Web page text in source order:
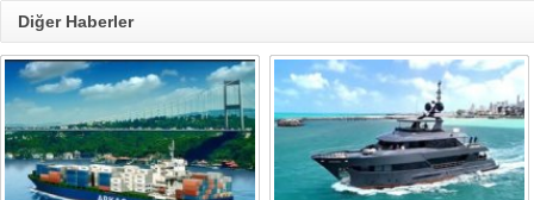
Diğer Haberler